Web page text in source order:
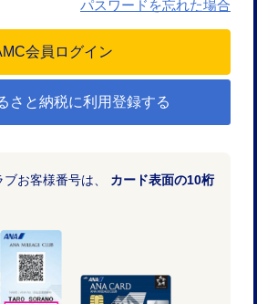
パスワードを忘れた場合
さと納税に利用登録する
お客様番号は、 カード表面の10桁